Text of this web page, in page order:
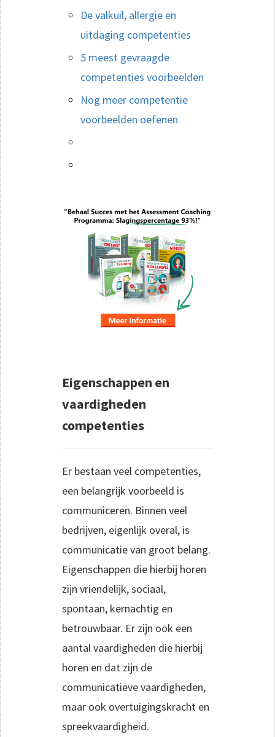
De valkuil, allergie en
uitdaging competenties
5 meest gevraagde
competenties voorbeelden
Nog meer competentie
voorbeelden oefenen
Eigenschappen en
vaardigheden
competenties
Er bestaan veel competenties,
een belangrijk voorbeeld is
communiceren. Binnen veel
bedrijven, eigenlijk overal, is
communicatie van groot belang.
Eigenschappen die hierbij horen
zijn vriendelijk, sociaal,
spontaan, kernachtig en
betrouwbaar. Er zijn ook een
aantal vaardigheden die hierbij
horen en dat zijn de
communicatieve vaardigheden,
maar ook overtuigingskracht en
spreekvaardigheid.